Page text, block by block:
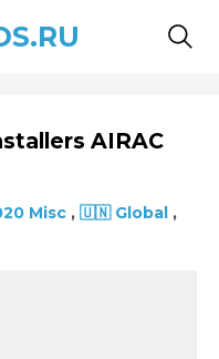
AIRAC
Misc , 🇺🇳 Global ,